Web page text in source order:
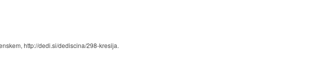
http://dedi.si/dediscina/298-kresija.